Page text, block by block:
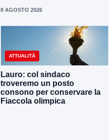
8 AGOSTO 2026
ATTUALITÀ
Lauro: col sindaco
troveremo un posto
consono per conservare la
Fiaccola olimpica